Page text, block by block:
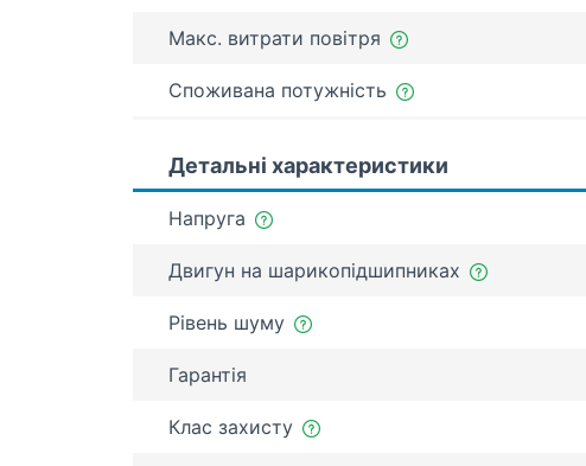
Макс. витрати повітря
Споживана потужність
Детальні характеристики
Напруга
Двигун на шарикопідшипниках
Рівень шуму
Гарантія
Клас захисту